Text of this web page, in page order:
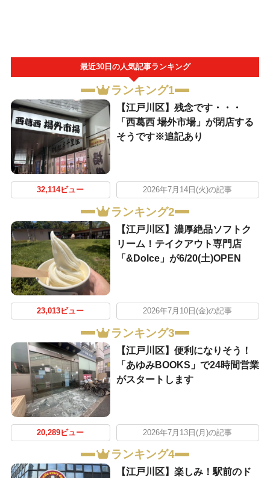
最近30日の人気記事ランキング
ランキング1
【江戸川区】残念です・・・
「西葛西 場外市場」が閉店する
そうです※追記あり
32,114ビュー 2026年7月14日(火)の記事
ランキング2
【江戸川区】濃厚絶品ソフトク
リーム！テイクアウト専門店
「&Dolce」が6/20(土)OPEN
23,013ビュー 2026年7月10日(金)の記事
ランキング3
【江戸川区】便利になりそう！
「あゆみBOOKS」で24時間営業
がスタートします
20,289ビュー 2026年7月13日(月)の記事
ランキング4
【江戸川区】楽しみ！駅前のド